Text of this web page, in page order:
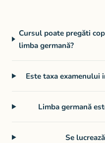
Cursul poate pregăti
limba germană?
Este taxa
Limba germană
Se